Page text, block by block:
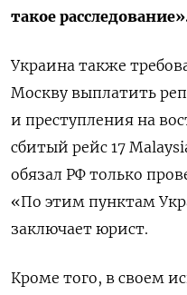
такое
Украина также
Москву выплатить
и преступления на
сбитый рейс 17
обязал РФ только
«По этим пунктам
заключает юрист.
Кроме того, в своем